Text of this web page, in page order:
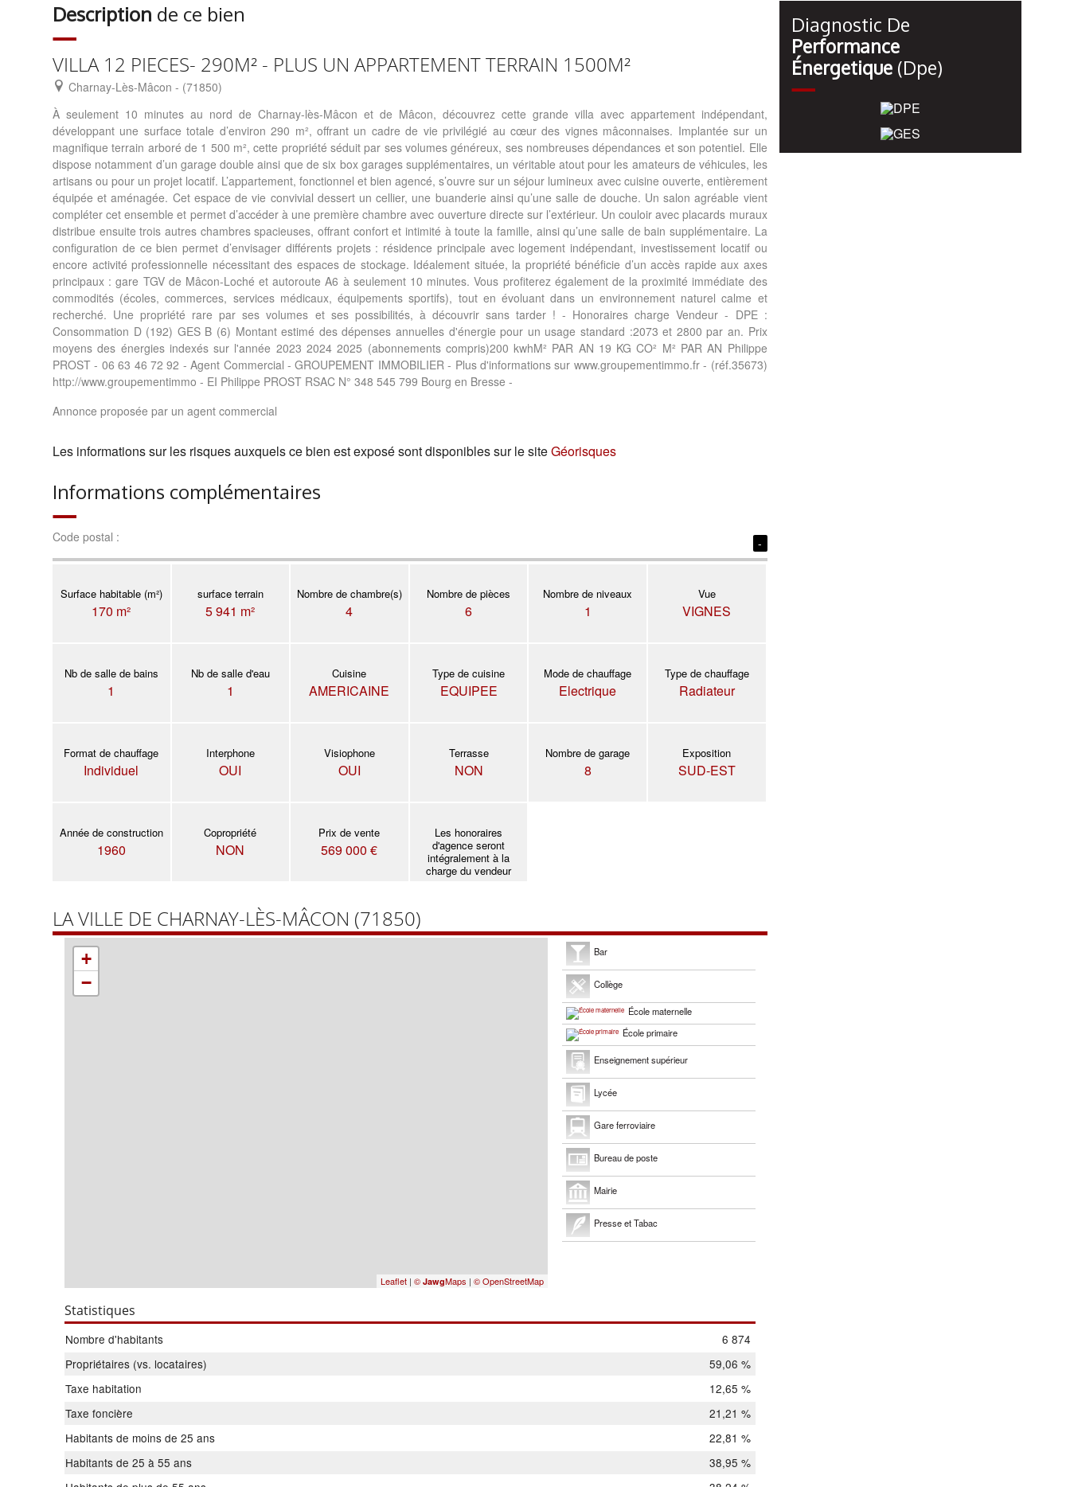
Description de ce bien
VILLA 12 PIECES- 290M² - PLUS UN APPARTEMENT TERRAIN 1500M²
Charnay-Lès-Mâcon - (71850)
À seulement 10 minutes au nord de Charnay-lès-Mâcon et de Mâcon, découvrez cette grande villa avec appartement indépendant,
développant une surface totale d’environ 290 m², offrant un cadre de vie privilégié au cœur des vignes mâconnaises. Implantée sur un
magnifique terrain arboré de 1 500 m², cette propriété séduit par ses volumes généreux, ses nombreuses dépendances et son potentiel. Elle
dispose notamment d’un garage double ainsi que de six box garages supplémentaires, un véritable atout pour les amateurs de véhicules, les
artisans ou pour un projet locatif. L’appartement, fonctionnel et bien agencé, s’ouvre sur un séjour lumineux avec cuisine ouverte, entièrement
équipée et aménagée. Cet espace de vie convivial dessert un cellier, une buanderie ainsi qu’une salle de douche. Un salon agréable vient
compléter cet ensemble et permet d’accéder à une première chambre avec ouverture directe sur l’extérieur. Un couloir avec placards muraux
distribue ensuite trois autres chambres spacieuses, offrant confort et intimité à toute la famille, ainsi qu’une salle de bain supplémentaire. La
configuration de ce bien permet d’envisager différents projets : résidence principale avec logement indépendant, investissement locatif ou
encore activité professionnelle nécessitant des espaces de stockage. Idéalement située, la propriété bénéficie d’un accès rapide aux axes
principaux : gare TGV de Mâcon-Loché et autoroute A6 à seulement 10 minutes. Vous profiterez également de la proximité immédiate des
commodités (écoles, commerces, services médicaux, équipements sportifs), tout en évoluant dans un environnement naturel calme et
recherché. Une propriété rare par ses volumes et ses possibilités, à découvrir sans tarder ! - Honoraires charge Vendeur - DPE :
Consommation D (192) GES B (6) Montant estimé des dépenses annuelles d'énergie pour un usage standard :2073 et 2800 par an. Prix
moyens des énergies indexés sur l'année 2023 2024 2025 (abonnements compris)200 kwhM² PAR AN 19 KG CO² M² PAR AN Philippe
PROST - 06 63 46 72 92 - Agent Commercial - GROUPEMENT IMMOBILIER - Plus d'informations sur www.groupementimmo.fr - (réf.35673)
http://www.groupementimmo - EI Philippe PROST RSAC N° 348 545 799 Bourg en Bresse -
Annonce proposée par un agent commercial
Les informations sur les risques auxquels ce bien est exposé sont disponibles sur le siteGéorisques
Informations complémentaires
Code postal : -
Surface habitable (m²)
170 m²
surface terrain
5 941 m²
Nombre de chambre(s)
4
Nombre de pièces
6
Nombre de niveaux
1
Vue
VIGNES
Nb de salle de bains
1
Nb de salle d'eau
1
Cuisine
AMERICAINE
Type de cuisine
EQUIPEE
Mode de chauffage
Electrique
Type de chauffage
Radiateur
Format de chauffage
Individuel
Interphone
OUI
Visiophone
OUI
Terrasse
NON
Nombre de garage
8
Exposition
SUD-EST
Année de construction
1960
Copropriété
NON
Prix de vente
569 000 €
Les honoraires
d'agence seront
intégralement à la
charge du vendeur
LA VILLE DE CHARNAY-LÈS-MÂCON (71850)
+
−
Leaflet |©JawgMaps |© OpenStreetMap
Bar
Collège
École maternelle
École primaire
Enseignement supérieur
Lycée
Gare ferroviaire
Bureau de poste
Mairie
Presse et Tabac
Statistiques
Nombre d'habitants
6 874
Propriétaires (vs. locataires)
59,06 %
Taxe habitation
12,65 %
Taxe foncière
21,21 %
Habitants de moins de 25 ans
22,81 %
Habitants de 25 à 55 ans
38,95 %
Diagnostic De
Performance
Énergetique(dpe)